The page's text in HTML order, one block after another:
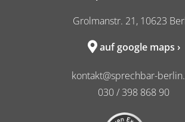
Grolmanstr. 21, 10623
auf google maps ›
kontakt@sprechbar-
030 / 398 868 90